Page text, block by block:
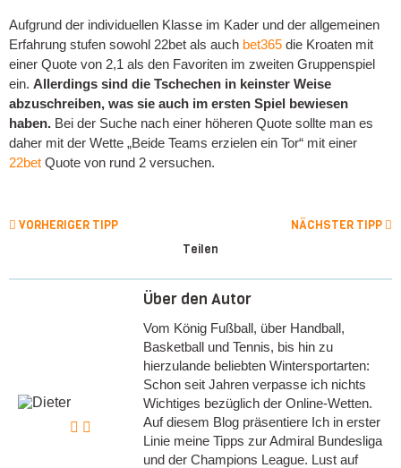
Aufgrund der individuellen Klasse im Kader und der allgemeinen
Erfahrung stufen sowohl 22bet als auch bet365 die Kroaten mit
einer Quote von 2,1 als den Favoriten im zweiten Gruppenspiel
ein. Allerdings sind die Tschechen in keinster Weise
abzuschreiben, was sie auch im ersten Spiel bewiesen
haben. Bei der Suche nach einer höheren Quote sollte man es
daher mit der Wette „Beide Teams erzielen ein Tor“ mit einer
22bet Quote von rund 2 versuchen.
VORHERIGER TIPP
NÄCHSTER TIPP
Teilen
Über den Autor
Vom König Fußball, über Handball,
Basketball und Tennis, bis hin zu
hierzulande beliebten Wintersportarten:
Schon seit Jahren verpasse ich nichts
Wichtiges bezüglich der Online-Wetten.
Auf diesem Blog präsentiere Ich in erster
Linie meine Tipps zur Admiral Bundesliga
und der Champions League. Lust auf